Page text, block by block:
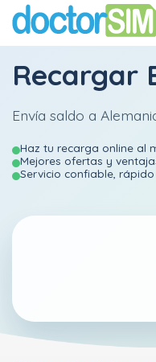
Recargar
Envía saldo a
Haz tu recarga online al
Mejores ofertas y
Servicio confiable,